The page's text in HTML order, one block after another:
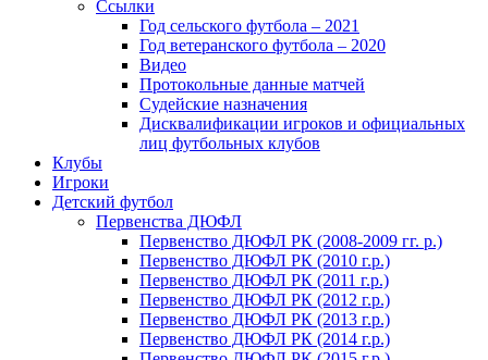
Ссылки
Год сельского футбола – 2021
Год ветеранского футбола – 2020
Видео
Протокольные данные матчей
Судейские назначения
Дисквалификации игроков и официальных
лиц футбольных клубов
Клубы
Игроки
Детский футбол
Первенства ДЮФЛ
Первенство ДЮФЛ РК (2008-2009 гг. р.)
Первенство ДЮФЛ РК (2010 г.р.)
Первенство ДЮФЛ РК (2011 г.р.)
Первенство ДЮФЛ РК (2012 г.р.)
Первенство ДЮФЛ РК (2013 г.р.)
Первенство ДЮФЛ РК (2014 г.р.)